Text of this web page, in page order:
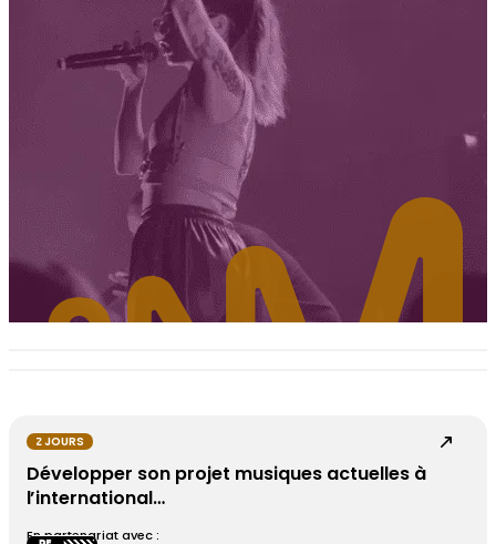
2 JOURS
Développer son projet musiques actuelles à
l’international…
En partenariat avec :